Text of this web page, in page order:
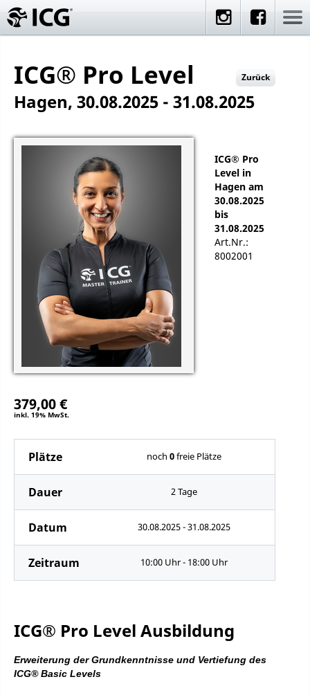
ICG® Pro Level Zurück
Hagen, 30.08.2025 - 31.08.2025
ICG® Pro
Level in
Hagen am
30.08.2025
bis
31.08.2025
Art.Nr.:
8002001
379,00 €
inkl. 19% MwSt.
Plätze noch 0freie Plätze
Dauer 2 Tage
Datum 30.08.2025 - 31.08.2025
Zeitraum 10:00 Uhr - 18:00 Uhr
ICG® Pro Level Ausbildung
Erweiterung der Grundkenntnisse und Vertiefung des
ICG® Basic Levels​